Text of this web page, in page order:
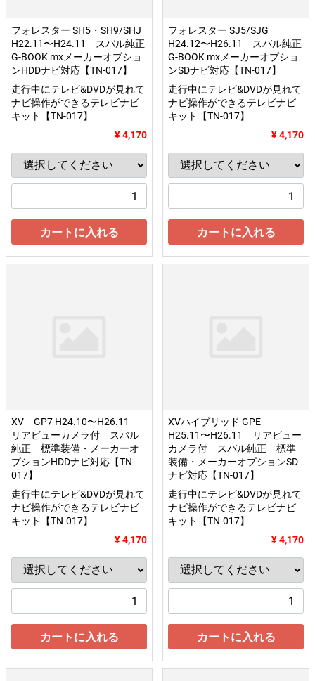
フォレスター SH5・SH9/SHJ
H22.11〜H24.11 スバル純正
G-BOOK mxメーカーオプショ
ンHDDナビ対応【TN-017】
走行中にテレビ&DVDが見れて
ナビ操作ができるテレビナビ
キット【TN-017】
¥ 4,170
カートに入れる
フォレスター SJ5/SJG
H24.12〜H26.11 スバル純正
G-BOOK mxメーカーオプショ
ンSDナビ対応【TN-017】
走行中にテレビ&DVDが見れて
ナビ操作ができるテレビナビ
キット【TN-017】
¥ 4,170
カートに入れる
XV GP7 H24.10〜H26.11
リアビューカメラ付 スバル
純正 標準装備・メーカーオ
プションHDDナビ対応【TN-
017】
走行中にテレビ&DVDが見れて
ナビ操作ができるテレビナビ
キット【TN-017】
¥ 4,170
カートに入れる
XVハイブリッド GPE
H25.11〜H26.11 リアビュー
カメラ付 スバル純正 標準
装備・メーカーオプションSD
ナビ対応【TN-017】
走行中にテレビ&DVDが見れて
ナビ操作ができるテレビナビ
キット【TN-017】
¥ 4,170
カートに入れる